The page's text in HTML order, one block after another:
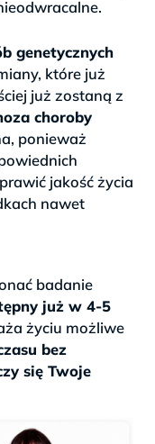
genetycznych
które już
już zostaną z
choroby
ponieważ
jakość życia
nawet
badanie
już w 4-5
życiu możliwe
bez
się Twoje